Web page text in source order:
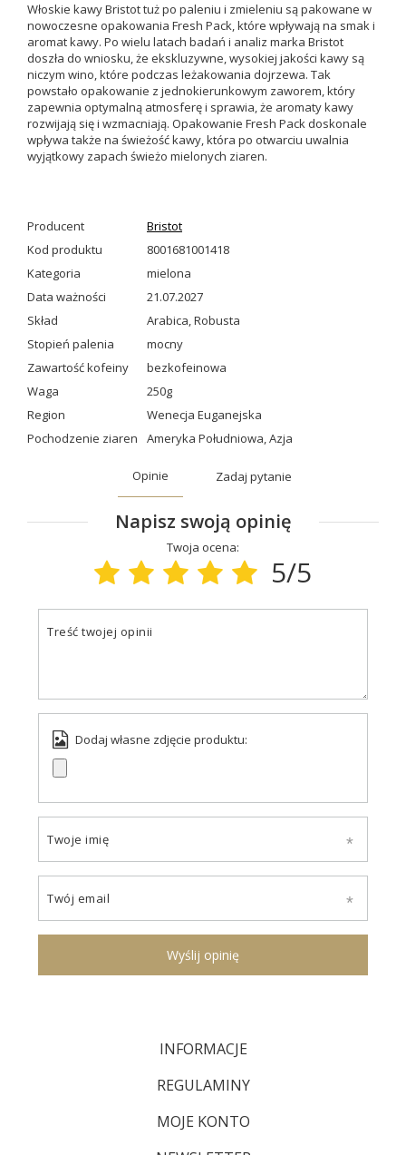
Włoskie kawy Bristot tuż po paleniu i zmieleniu są pakowane w
nowoczesne opakowania Fresh Pack, które wpływają na smak i
aromat kawy. Po wielu latach badań i analiz marka Bristot
doszła do wniosku, że ekskluzywne, wysokiej jakości kawy są
niczym wino, które podczas leżakowania dojrzewa. Tak
powstało opakowanie z jednokierunkowym zaworem, który
zapewnia optymalną atmosferę i sprawia, że aromaty kawy
rozwijają się i wzmacniają. Opakowanie Fresh Pack doskonale
wpływa także na świeżość kawy, która po otwarciu uwalnia
wyjątkowy zapach świeżo mielonych ziaren.
Producent
Bristot
Kod produktu
8001681001418
Kategoria
mielona
Data ważności
21.07.2027
Skład
Arabica, Robusta
Stopień palenia
mocny
Zawartość kofeiny
bezkofeinowa
Waga
250g
Region
Wenecja Euganejska
Pochodzenie ziaren
Ameryka Południowa,Azja
Opinie Zadaj pytanie
Napisz swoją opinię
Twoja ocena:
5/5
Treść twojej opinii
Dodaj własne zdjęcie produktu:
Twoje imię
Twój email
Wyślij opinię
INFORMACJE
REGULAMINY
MOJE KONTO